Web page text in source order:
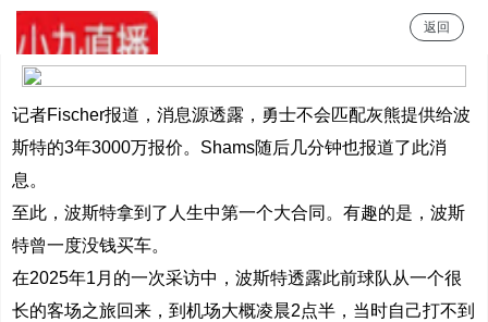
小9直播
返回
记者Fischer报道，消息源透露，勇士不会匹配灰熊提供给波
斯特的3年3000万报价。Shams随后几分钟也报道了此消
息。
至此，波斯特拿到了人生中第一个大合同。有趣的是，波斯
特曾一度没钱买车。
在2025年1月的一次采访中，波斯特透露此前球队从一个很
长的客场之旅回来，到机场大概凌晨2点半，当时自己打不到